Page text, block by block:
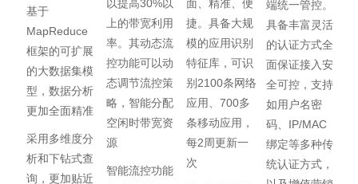
基于
MapReduce
框架的可扩展
的大数据集模
型，数据分析
更加全面精准
采用多维度分
析和下钻式查
询，更加贴近
以提高30%以
上的带宽利用
率。其动态流
控功能可以动
态调节流控策
略，智能分配
空闲时带宽资
源
智能流控功能
面、精准、便
捷。具备大规
模的应用识别
特征库，可识
别2100条网络
应用、700多
条移动应用，
每2周更新一
次
端统一管控。
具备丰富灵活
的认证方式全
面保证接入安
全可控，支持
如用户名密
码、IP/MAC
绑定等多种传
统认证方式，